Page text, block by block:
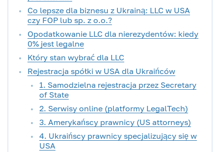
Co lepsze dla biznesu z Ukrainą: LLC w USA
czy FOP lub sp. z o.o.?
Opodatkowanie LLC dla nierezydentów: kiedy
0% jest legalne
Który stan wybrać dla LLC
Rejestracja spółki w USA dla Ukraińców
1. Samodzielna rejestracja przez Secretary
of State
2. Serwisy online (platformy LegalTech)
3. Amerykańscy prawnicy (US attorneys)
4. Ukraińscy prawnicy specjalizujący się w
USA